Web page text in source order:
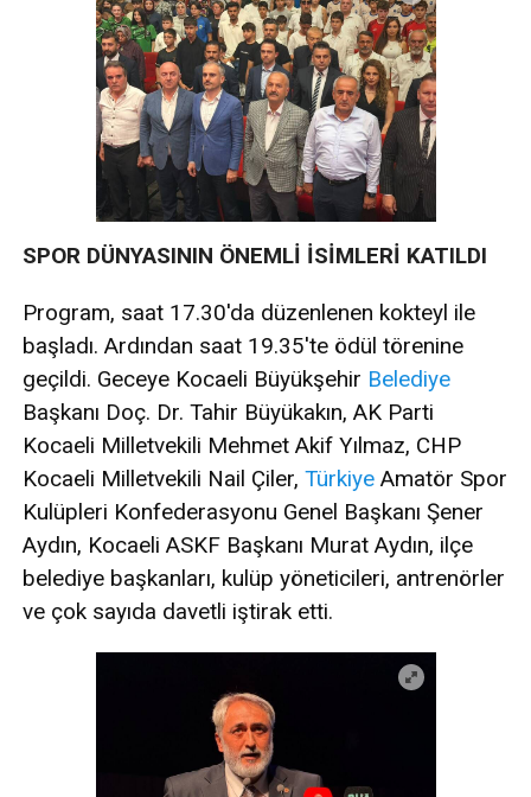
SPOR DÜNYASININ ÖNEMLİ İSİMLERİ KATILDI
Program, saat 17.30'da düzenlenen kokteyl ile
başladı. Ardından saat 19.35'te ödül törenine
geçildi. Geceye Kocaeli Büyükşehir Belediye
Başkanı Doç. Dr. Tahir Büyükakın, AK Parti
Kocaeli Milletvekili Mehmet Akif Yılmaz, CHP
Kocaeli Milletvekili Nail Çiler, Türkiye Amatör Spor
Kulüpleri Konfederasyonu Genel Başkanı Şener
Aydın, Kocaeli ASKF Başkanı Murat Aydın, ilçe
belediye başkanları, kulüp yöneticileri, antrenörler
ve çok sayıda davetli iştirak etti.